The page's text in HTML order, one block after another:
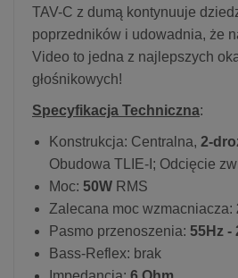
TAV-C z dumą kontynuuje
poprzedników i udowadnia, że
Video to jedna z najlepszych
głośnikowych!
Specyfikacja Techniczna:
Konstrukcja: Centralna, 2-
Obudowa TLIE-I; Odcięcie
Moc: 50W RMS
Zalecana moc wzmacniacza:
Pasmo przenoszenia: 55Hz -
Bass-Reflex: brak